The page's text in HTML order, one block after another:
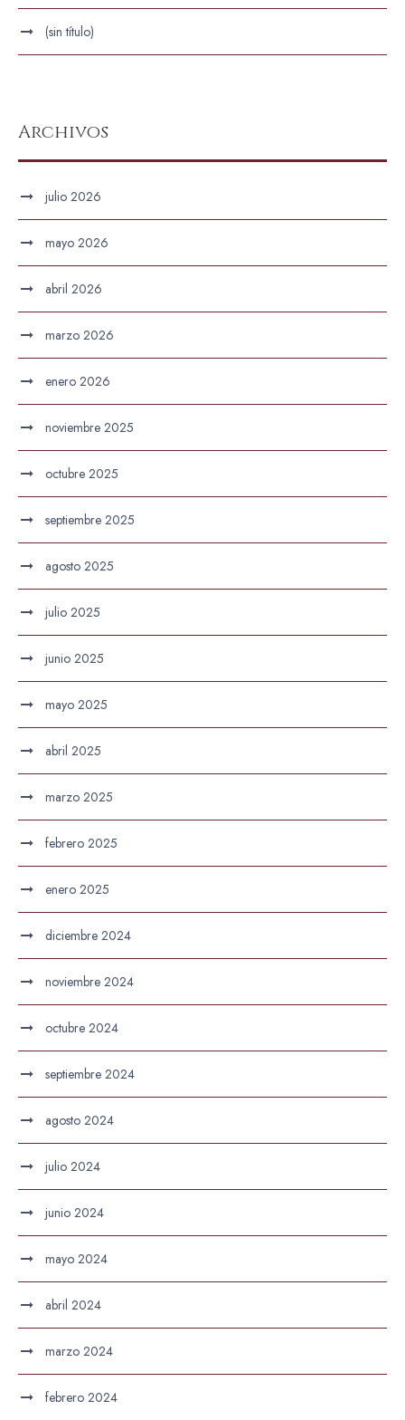
(sin título)
Archivos
julio 2026
mayo 2026
abril 2026
marzo 2026
enero 2026
noviembre 2025
octubre 2025
septiembre 2025
agosto 2025
julio 2025
junio 2025
mayo 2025
abril 2025
marzo 2025
febrero 2025
enero 2025
diciembre 2024
noviembre 2024
octubre 2024
septiembre 2024
agosto 2024
julio 2024
junio 2024
mayo 2024
abril 2024
marzo 2024
febrero 2024